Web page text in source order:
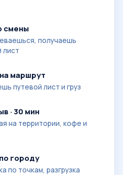
смены
получаешь
лист
маршрут
путевой лист и груз
· 30 мин
на территории, кофе и
городу
по точкам, разгрузка